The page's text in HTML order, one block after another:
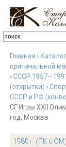
Главная › Каталог
оригинальной
›СССР
(открытки) ›
СССР и РФ
СГ Игры XXII
год, Москва
1980 г. (ПК с ОМ)